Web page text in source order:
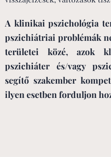
A klinikai pszichológia
pszichiátriai problémák
területei közé, azok
pszichiáter és/vagy
segítő szakember
ilyen esetben forduljon